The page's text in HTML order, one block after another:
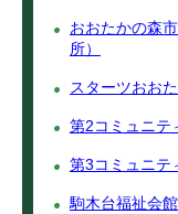
おおたかの森
所）
スターツおお
第2コミュニテ
第3コミュニテ
駒木台福祉会館